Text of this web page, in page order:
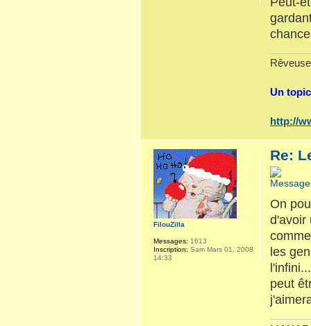
Un
http://
Re:
On
d'avoir
les
peut
FilouZilla
Messages: 1613
Inscription: Sam Mars 01, 2008
14:33